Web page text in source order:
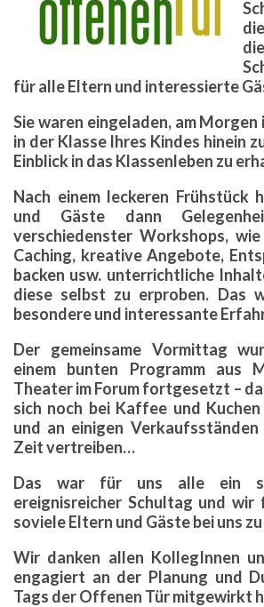
für alle Eltern und interessierte
Sie waren eingeladen, am
in der Klasse Ihres Kindes hinein
Einblick in das Klassenleben zu
Nach einem leckeren Frühstück
und Gäste dann
verschiedenster Workshops,
Caching, kreative Angebote,
backen usw. unterrichtliche
diese selbst zu erproben. Das
besondere und interessante
Der gemeinsame Vormittag
einem bunten Programm aus
Theater im Forum fortgesetzt –
sich noch bei Kaffee und
und an einigen
Zeit vertreiben…
Das war für uns alle ein
ereignisreicher Schultag und wir
soviele Eltern und Gäste bei uns
Wir danken allen KollegInnen
engagiert an der Planung und
Tags der Offenen Tür mitgewirkt